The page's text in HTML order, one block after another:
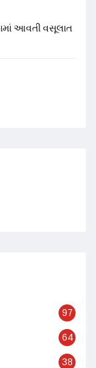
આવતી વસૂલાત
97
64
38